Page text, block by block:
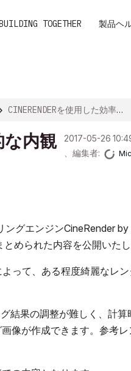
TOGETHER 製品ヘ
CINERENDERを使用した効率的な内観パース作成TIPS
内観
‎2017-05-26
、編集者:
グエンジンCineRender
められた内容を公開いたし
って、ある程度綺麗なレ
結果の調整が難しく、計
像が作成できます。参考